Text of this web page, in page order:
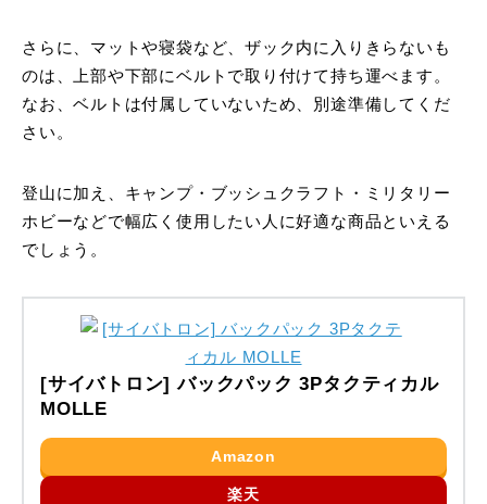
さらに、マットや寝袋など、ザック内に入りきらないも
のは、上部や下部にベルトで取り付けて持ち運べます。
なお、ベルトは付属していないため、別途準備してくだ
さい。
登山に加え、キャンプ・ブッシュクラフト・ミリタリー
ホビーなどで幅広く使用したい人に好適な商品といえる
でしょう。
[サイバトロン] バックパック 3Pタクティカル
MOLLE
Amazon
楽天